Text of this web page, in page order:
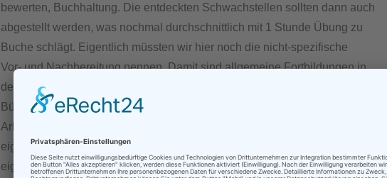
bewerten, Buchhaltung. Die entdeckten Schwachstellen sollten dann auch
abgestellt werden, was nochmal durchschnittlich mit 1 Stunde Übung zu
Buche schlägt. Eigentlich müssten wir hier noch die nicht-spezifische
Vor- und Nachbereitung nennen. Damit sind allgemeine Fortbildungen in
den Fachgebieten gemeint, Stimmtraining, technische Grundlagen,
Büromanagement, ergänzende Sprachen oder Fachgebiete lernen, in den
Arbeitssprachen auf dem Laufenden bleiben. Alles in allem müsste man
eigentlich nochmal 2 Stunden addieren, aber da diese nichts mit dem
eigentlichen Auftrag zu tun haben, wollen wir die hier mal weglassen.